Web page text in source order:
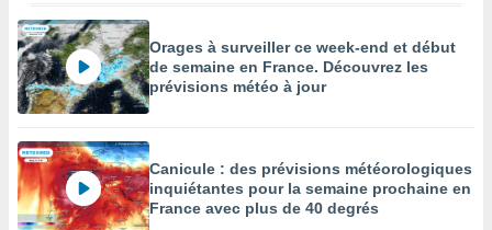
Orages à surveiller ce week-end et début
de semaine en France. Découvrez les
prévisions météo à jour
Canicule : des prévisions météorologiques
inquiétantes pour la semaine prochaine en
France avec plus de 40 degrés